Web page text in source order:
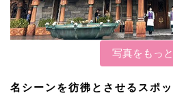
写真をもっ
名シーンを彷彿とさせるスポ